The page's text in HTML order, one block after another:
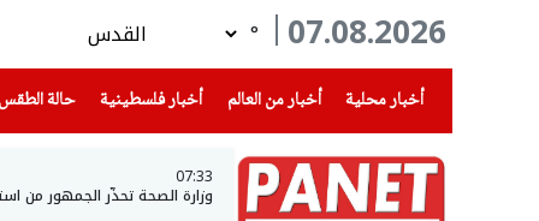
07.08.2026
°
أخبار محلية
(current) أخبار من العالم أخبار فلسطينية(current) حالة الطقس
07:33
وزارة الصحة تحذّر الجمهور من